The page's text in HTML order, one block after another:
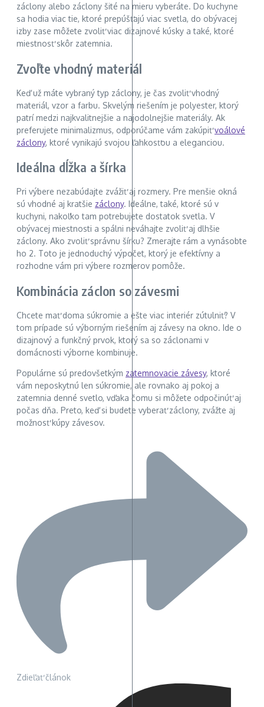
záclony alebo záclony šité na mieru vyberáte. Do kuchyne
sa hodia viac tie, ktoré prepúšťajú viac svetla, do obývacej
izby zase môžete zvoliť viac dizajnové kúsky a také, ktoré
miestnosť skôr zatemnia.
Zvoľte vhodný materiál
Keď už máte vybraný typ záclony, je čas zvoliť vhodný
materiál, vzor a farbu. Skvelým riešením je polyester, ktorý
patrí medzi najkvalitnejšie a najodolnejšie materiály. Ak
preferujete minimalizmus, odporúčame vám zakúpiťvoálové
záclony, ktoré vynikajú svojou ľahkosťou a eleganciou.
Ideálna dĺžka a šírka
Pri výbere nezabúdajte zvážiť aj rozmery. Pre menšie okná
sú vhodné aj kratšie záclony. Ideálne, také, ktoré sú v
kuchyni, nakoľko tam potrebujete dostatok svetla. V
obývacej miestnosti a spálni neváhajte zvoliť aj dlhšie
záclony. Ako zvoliť správnu šírku? Zmerajte rám a vynásobte
ho 2. Toto je jednoduchý výpočet, ktorý je efektívny a
rozhodne vám pri výbere rozmerov pomôže.
Kombinácia záclon so závesmi
Chcete mať doma súkromie a ešte viac interiér zútulniť? V
tom prípade sú výborným riešením aj závesy na okno. Ide o
dizajnový a funkčný prvok, ktorý sa so záclonami v
domácnosti výborne kombinuje.
Populárne sú predovšetkým zatemnovacie závesy, ktoré
vám neposkytnú len súkromie, ale rovnako aj pokoj a
zatemnia denné svetlo, vďaka čomu si môžete odpočinúť aj
počas dňa. Preto, keď si budete vyberať záclony, zvážte aj
možnosť kúpy závesov.
Zdieľať článok